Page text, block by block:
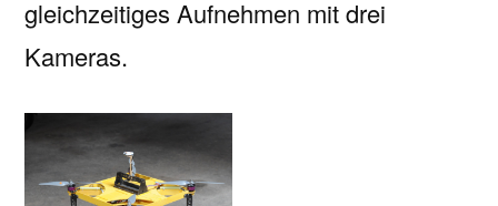
gleichzeitiges Aufnehmen mit drei
Kameras.